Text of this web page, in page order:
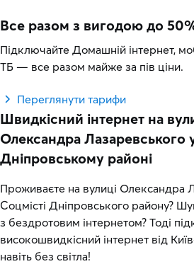
Все разом з вигодою до
Підключайте Домашній інтернет,
ТБ — все разом майже за пів ціни.
Переглянути тарифи
Швидкісний інтернет на
Олександра Лазаревського
Дніпровському районі
Проживаєте на вулиці Олександра
Соцмісті Дніпровського району?
з бездротовим інтернетом? Тоді
високошвидкісний інтернет від
навіть без світла!